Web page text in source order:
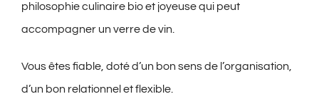
philosophie culinaire bio et joyeuse qui peut
accompagner un verre de vin.
Vous êtes fiable, doté d’un bon sens de l’organisation,
d’un bon relationnel et flexible.